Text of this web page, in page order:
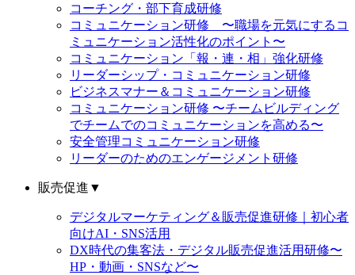
コーチング・部下育成研修
コミュニケーション研修 〜職場を元気にするコ
ミュニケーション活性化のポイント〜
コミュニケーション「報・連・相」強化研修
リーダーシップ・コミュニケーション研修
ビジネスマナー＆コミュニケーション研修
コミュニケーション研修 〜チームビルディング
でチームでのコミュニケーションを高める〜
安全管理コミュニケーション研修
リーダーのためのエンゲージメント研修
販売促進 ▼
デジタルマーケティング＆販売促進研修｜初心者
向けAI・SNS活用
DX時代の集客法・デジタル販売促進活用研修〜
HP・動画・SNSなど〜